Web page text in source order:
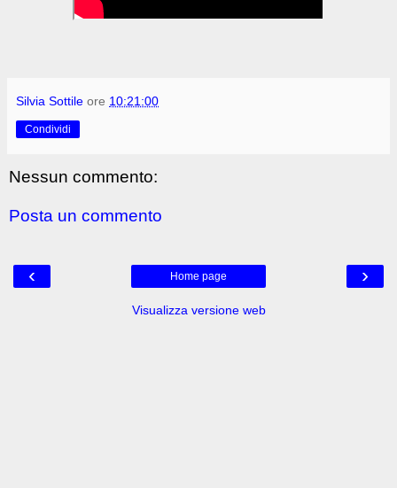
Silvia Sottile ore 10:21:00
Condividi
Nessun commento:
Posta un commento
‹ ›
Home page
Visualizza versione web